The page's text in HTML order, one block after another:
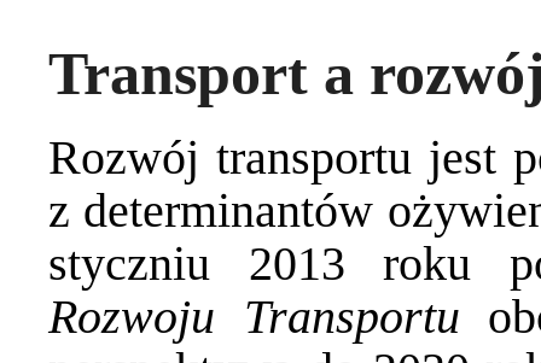
Transport a
Rozwój transportu jest
z determinantów
styczniu 2013 roku
Rozwoju Transportu